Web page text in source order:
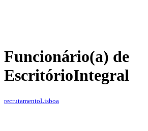
Funcionário(a) de
EscritórioIntegral
recrutamentoLisboa